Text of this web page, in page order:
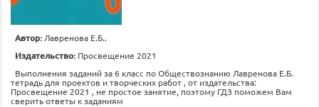
Автор: Лавренова Е.Б..
Издательство: Просвещение 2021
Выполнения заданий за 6 класс по Обществознанию Лавренова Е.Б.
тетрадь для проектов и творческих работ , от издательства:
Просвещение 2021 , не простое занятие, поэтому ГДЗ поможем Вам
сверить ответы к заданиям